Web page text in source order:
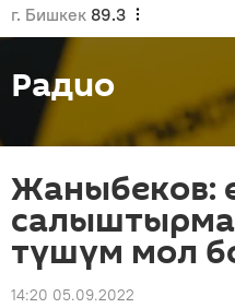
г. Бишкек 89.3
Радио
Жаныбеков:
түшүм мол
14:20 05.09.2022